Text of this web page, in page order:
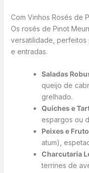
Com Vinhos Rosés de
Os rosés de Pinot
versatilidade, perfeitos
e entradas.
Saladas
queijo de
grelhado.
Quiches e
espargos ou
Peixes e
atum),
Charcutaria
terrines de